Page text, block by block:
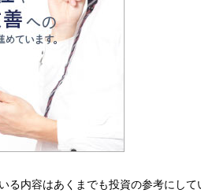
る内容はあくまでも投資の参考にし